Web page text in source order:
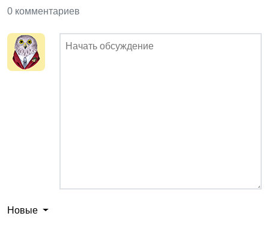
0 комментариев
Новые